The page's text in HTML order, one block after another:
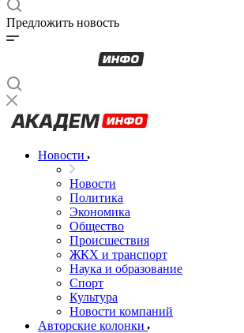
Предложить новость
Новости
Новости
Политика
Экономика
Общество
Происшествия
ЖКХ и транспорт
Наука и образование
Спорт
Культура
Новости компаний
Авторские колонки